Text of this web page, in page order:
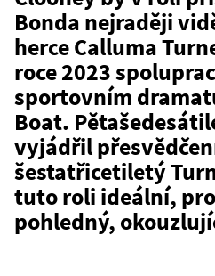
Bonda nejraději
herce Calluma
roce 2023
sportovním
Boat.
vyjádřil
šestatřicetiletý
tuto roli ideální,
pohledný,